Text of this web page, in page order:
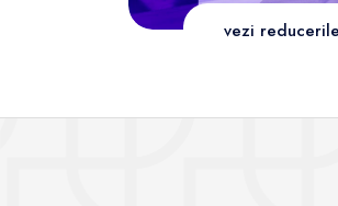
vezi reducerile